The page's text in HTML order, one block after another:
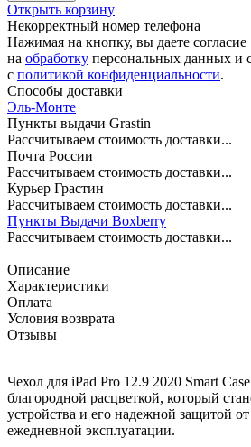
Открыть корзину
Некорректный номер телефона
Нажимая на кнопку, вы даете согласие
на обработку персональных данных и
c политикой конфиденциальности.
Способы доставки
Эль-Монте
Пункты выдачи Grastin
Рассчитываем стоимость доставки...
Почта России
Рассчитываем стоимость доставки...
Курьер Грастин
Рассчитываем стоимость доставки...
Пункты Выдачи Boxberry
Рассчитываем стоимость доставки...
Описание
Характеристики
Оплата
Условия возврата
Отзывы
Чехол для iPad Pro 12.9 2020 Smart
благородной расцветкой, который
устройства и его надежной защитой
ежедневной эксплуатации.